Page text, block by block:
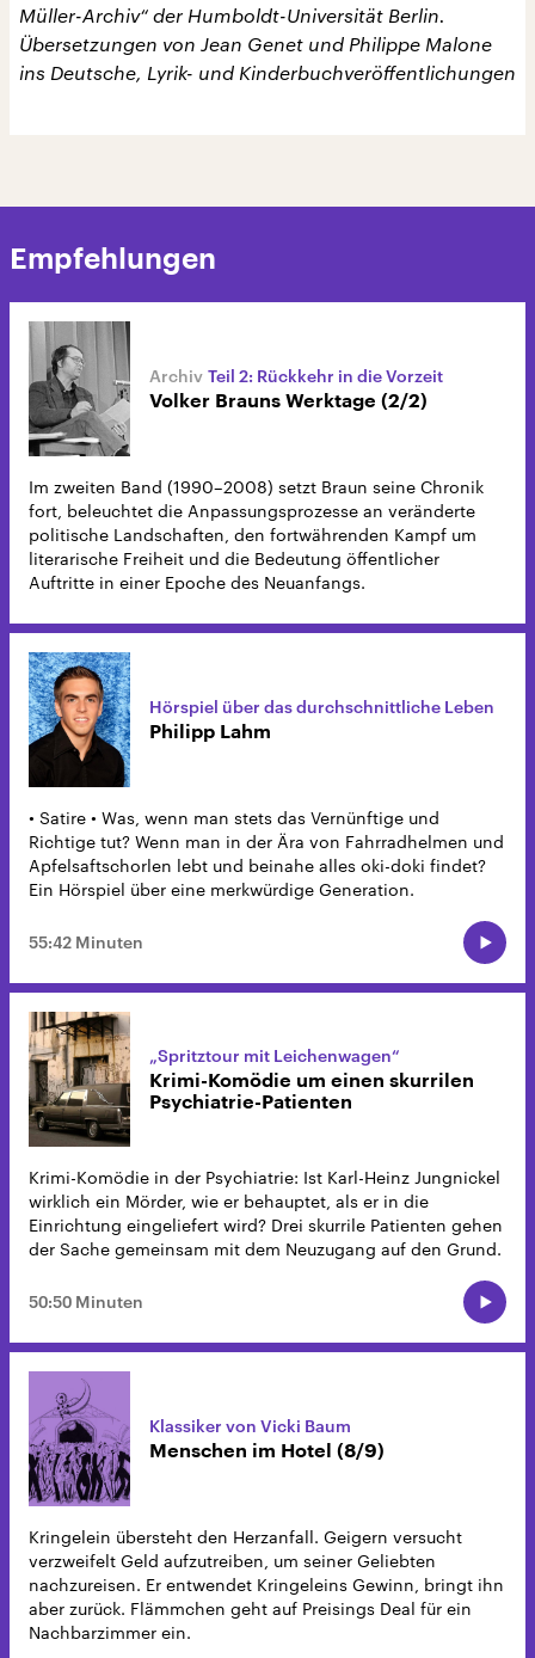
Müller-Archiv“ der Humboldt-Universität Berlin.
Übersetzungen von Jean Genet und Philippe Malone
ins Deutsche, Lyrik- und Kinderbuchveröffentlichungen
Empfehlungen
Teil 2: Rückkehr in die Vorzeit
Volker Brauns Werktage (2/2)
Im zweiten Band (1990–2008) setzt Braun seine Chronik
fort, beleuchtet die Anpassungsprozesse an veränderte
politische Landschaften, den fortwährenden Kampf um
literarische Freiheit und die Bedeutung öffentlicher
Auftritte in einer Epoche des Neuanfangs.
Hörspiel über das durchschnittliche Leben
Philipp Lahm
• Satire • Was, wenn man stets das Vernünftige und
Richtige tut? Wenn man in der Ära von Fahrradhelmen und
Apfelsaftschorlen lebt und beinahe alles oki-doki findet?
Ein Hörspiel über eine merkwürdige Generation.
55:42 Minuten
„Spritztour mit Leichenwagen“
Krimi-Komödie um einen skurrilen
Psychiatrie-Patienten
Krimi-Komödie in der Psychiatrie: Ist Karl-Heinz Jungnickel
wirklich ein Mörder, wie er behauptet, als er in die
Einrichtung eingeliefert wird? Drei skurrile Patienten gehen
der Sache gemeinsam mit dem Neuzugang auf den Grund.
50:50 Minuten
Klassiker von Vicki Baum
Menschen im Hotel (8/9)
Kringelein übersteht den Herzanfall. Geigern versucht
verzweifelt Geld aufzutreiben, um seiner Geliebten
nachzureisen. Er entwendet Kringeleins Gewinn, bringt ihn
aber zurück. Flämmchen geht auf Preisings Deal für ein
Nachbarzimmer ein.